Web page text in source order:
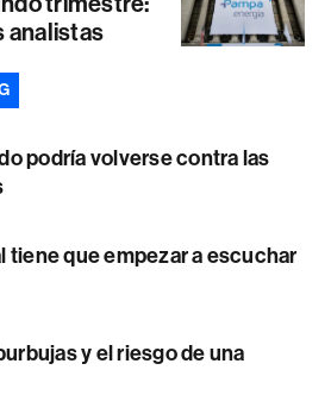
analistas
podría volverse contra las
tiene que empezar a escuchar
y el riesgo de una